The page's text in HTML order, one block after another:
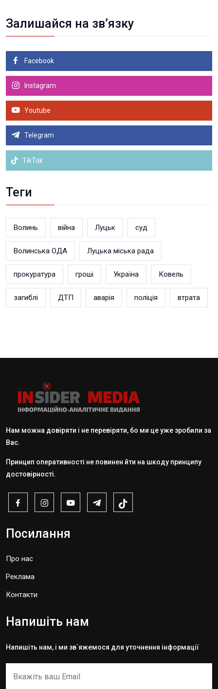
Залишайся на зв’язку
Facebook
Instagram
Youtube
Telegram
TikTok
Теги
Волинь війна Луцьк суд
Волинська ОДА Луцька міська рада
прокуратура гроші Україна Ковель
загиблі ДТП аварія поліція втрата
Нам можна довіряти і не перевіряти, бо ми це уже зробили за
Вас.
Принцип оперативності не повинен йти на шкоду принципу
достовірності.
Посилання
Про нас
Реклама
Контакти
Напишіть нам
Напишіть нам, і ми зв`яжемося для уточнення інформації